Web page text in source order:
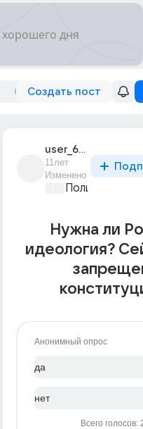
Создать пост
user_6845332
11лет
Изменено
Нужна ли
идеология?
Анонимный опрос
да
нет
Всего голосов: